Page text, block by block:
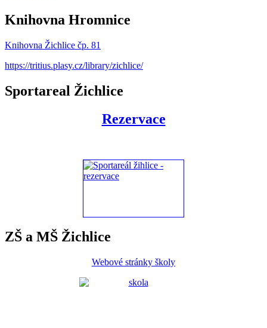
Knihovna Hromnice
Knihovna Žichlice čp. 81
https://tritius.plasy.cz/library/zichlice/
Sportareal Žichlice
Rezervace
ZŠ a MŠ Žichlice
Webové stránky školy